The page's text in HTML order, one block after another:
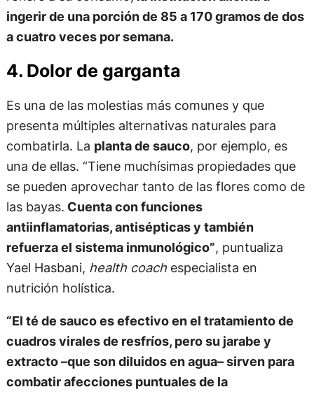
ingerir de una porción de 85 a 170 gramos de dos
a cuatro veces por semana.
4. Dolor de garganta
Es una de las molestias más comunes y que
presenta múltiples alternativas naturales para
combatirla. La planta de sauco, por ejemplo, es
una de ellas. “Tiene muchísimas propiedades que
se pueden aprovechar tanto de las flores como de
las bayas. Cuenta con funciones
antiinflamatorias, antisépticas y también
refuerza el sistema inmunológico”, puntualiza
Yael Hasbani, health coachespecialista en
nutrición holística.
“El té de sauco es efectivo en el tratamiento de
cuadros virales de resfríos, pero su jarabe y
extracto –que son diluidos en agua– sirven para
combatir afecciones puntuales de la